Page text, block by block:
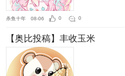
杀鱼十年 08-06 0 0
【奥比投稿】丰收玉米